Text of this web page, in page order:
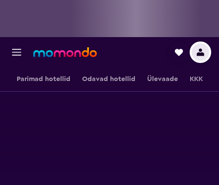
Parimad hotellid Odavad hotellid Ülevaade KKK